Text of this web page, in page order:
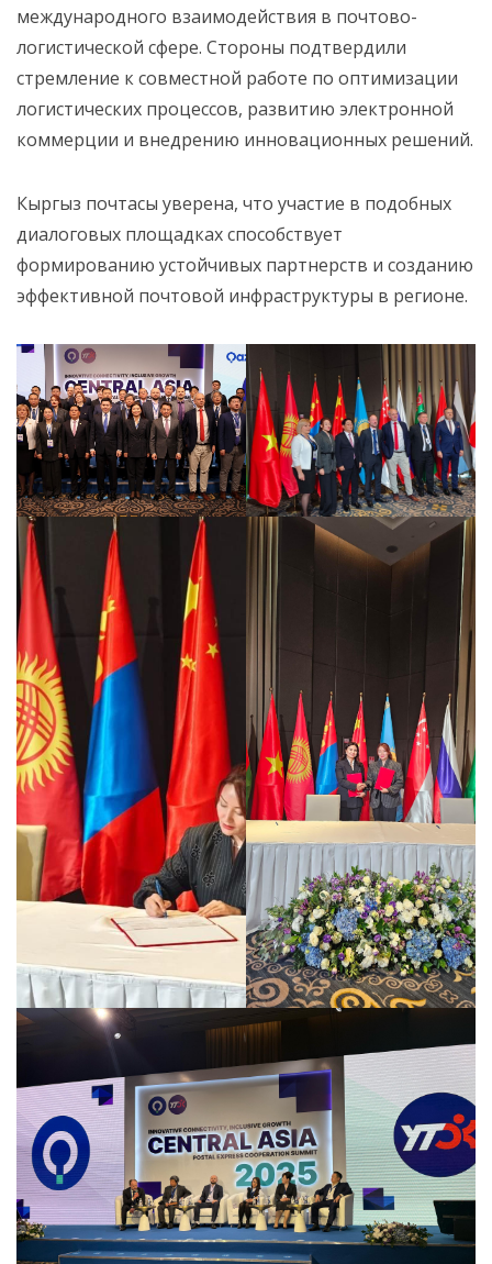
международного взаимодействия в почтово-
логистической сфере. Стороны подтвердили
стремление к совместной работе по оптимизации
логистических процессов, развитию электронной
коммерции и внедрению инновационных решений.
Кыргыз почтасы уверена, что участие в подобных
диалоговых площадках способствует
формированию устойчивых партнерств и созданию
эффективной почтовой инфраструктуры в регионе.